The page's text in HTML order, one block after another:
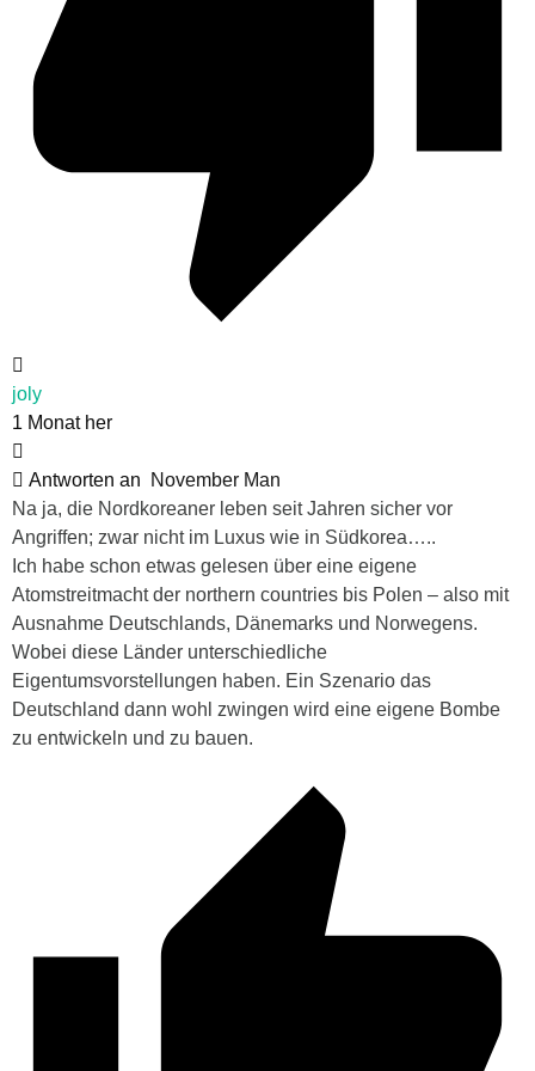
joly
1 Monat her
Antworten an
November Man
Na ja, die Nordkoreaner leben seit Jahren sicher vor
Angriffen; zwar nicht im Luxus wie in Südkorea…..
Ich habe schon etwas gelesen über eine eigene
Atomstreitmacht der northern countries bis Polen – also mit
Ausnahme Deutschlands, Dänemarks und Norwegens.
Wobei diese Länder unterschiedliche
Eigentumsvorstellungen haben. Ein Szenario das
Deutschland dann wohl zwingen wird eine eigene Bombe
zu entwickeln und zu bauen.